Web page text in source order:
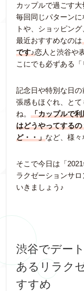
カップルで過ごす大
毎回同じパターン
トや、ショッピン
最近おすすめなのは
です♪恋人と渋谷や
こにでも必ずある
記念日や特別な日
張感もほぐれ、と
ね。 「カップルで
はどうやってする
ど・・」など、様々
そこで今日は「
ラクゼーションサ
いきましょう♪
渋谷でデー
あるリラク
すすめ